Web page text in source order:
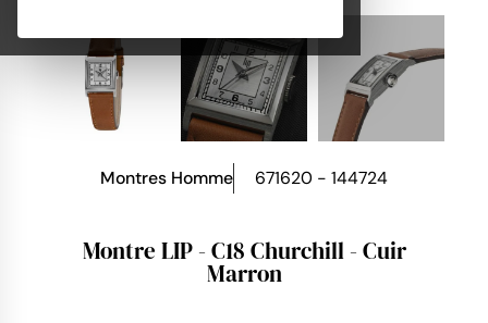
Montres Homme 671620 - 144724
Montre LIP - C18 Churchill - Cuir
Marron